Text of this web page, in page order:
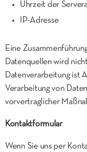
Uhrzeit der
IP-Adresse
Eine
Datenquellen wird
Datenverarbeitung ist
Verarbeitung von
vorvertraglicher
Kontaktformular
Wenn Sie uns per